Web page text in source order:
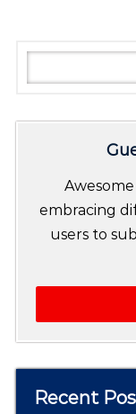
embracing
users to
Recent